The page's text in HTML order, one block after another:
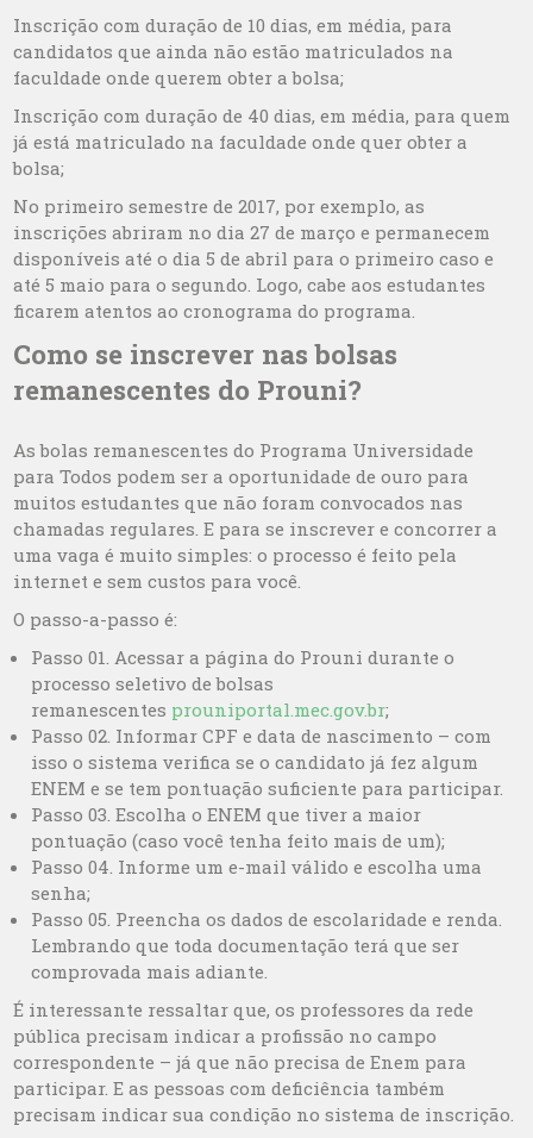
Inscrição com duração de 10 dias, em média, para
candidatos que ainda não estão matriculados na
faculdade onde querem obter a bolsa;
Inscrição com duração de 40 dias, em média, para quem
já está matriculado na faculdade onde quer obter a
bolsa;
No primeiro semestre de 2017, por exemplo, as
inscrições abriram no dia 27 de março e permanecem
disponíveis até o dia 5 de abril para o primeiro caso e
até 5 maio para o segundo. Logo, cabe aos estudantes
ficarem atentos ao cronograma do programa.
Como se inscrever nas bolsas
remanescentes do Prouni?
As bolas remanescentes do Programa Universidade
para Todos podem ser a oportunidade de ouro para
muitos estudantes que não foram convocados nas
chamadas regulares. E para se inscrever e concorrer a
uma vaga é muito simples: o processo é feito pela
internet e sem custos para você.
O passo-a-passo é:
Passo 01. Acessar a página do Prouni durante o
processo seletivo de bolsas
remanescentes prouniportal.mec.gov.br;
Passo 02. Informar CPF e data de nascimento – com
isso o sistema verifica se o candidato já fez algum
ENEM e se tem pontuação suficiente para participar.
Passo 03. Escolha o ENEM que tiver a maior
pontuação (caso você tenha feito mais de um);
Passo 04. Informe um e-mail válido e escolha uma
senha;
Passo 05. Preencha os dados de escolaridade e renda.
Lembrando que toda documentação terá que ser
comprovada mais adiante.
É interessante ressaltar que, os professores da rede
pública precisam indicar a profissão no campo
correspondente – já que não precisa de Enem para
participar. E as pessoas com deficiência também
precisam indicar sua condição no sistema de inscrição.